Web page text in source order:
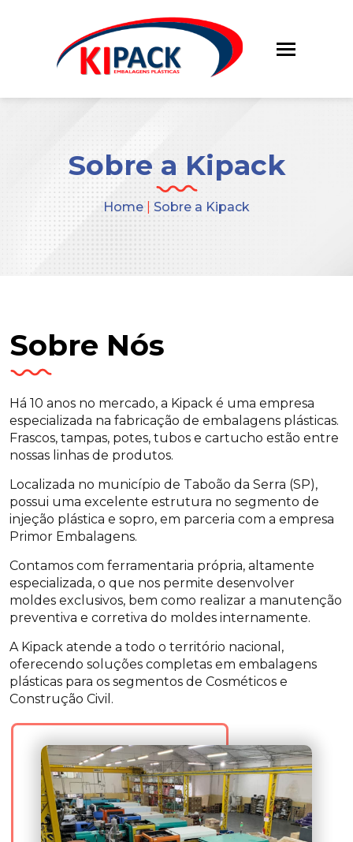
Sobre a Kipack
Home Sobre a Kipack
Sobre Nós
Há 10 anos no mercado, a Kipack é uma empresa
especializada na fabricação de embalagens plásticas.
Frascos, tampas, potes, tubos e cartucho estão entre
nossas linhas de produtos.
Localizada no município de Taboão da Serra (SP),
possui uma excelente estrutura no segmento de
injeção plástica e sopro, em parceria com a empresa
Primor Embalagens.
Contamos com ferramentaria própria, altamente
especializada, o que nos permite desenvolver
moldes exclusivos, bem como realizar a manutenção
preventiva e corretiva do moldes internamente.
A Kipack atende a todo o território nacional,
oferecendo soluções completas em embalagens
plásticas para os segmentos de Cosméticos e
Construção Civil.